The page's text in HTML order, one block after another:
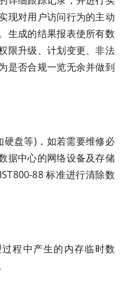
现对用户访问行为的主动
生成的结果报表使所有数
限升级、计划变更、非法
是否合规一览无余并做到
盘等)，如若需要维修必
据中心的网络设备及存储
88 标准进行清除数
程中产生的内存临时数